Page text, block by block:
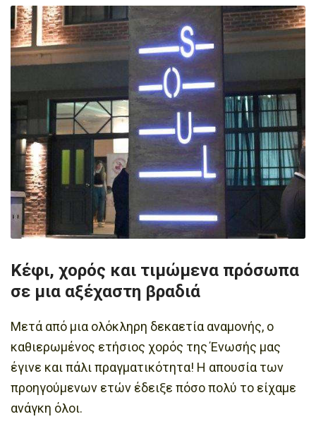
Κέφι, χορός και τιμώμενα πρόσωπα
σε μια αξέχαστη βραδιά
Μετά από μια ολόκληρη δεκαετία αναμονής, ο
καθιερωμένος ετήσιος χορός της Ένωσής μας
έγινε και πάλι πραγματικότητα! Η απουσία των
προηγούμενων ετών έδειξε πόσο πολύ το είχαμε
ανάγκη όλοι.